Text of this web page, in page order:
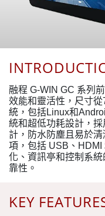
KEY
融程 G-WIN GC 系列
效能和靈活性，尺寸
統，包括Linux和
統和超低功耗設計，
計，防水防塵且易於
項，包括 USB、
化、資訊亭和控制系
靠性。